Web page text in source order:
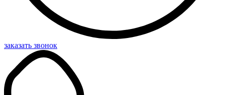
заказать звонок